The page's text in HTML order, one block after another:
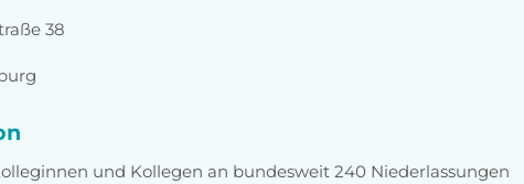
38
und Kollegen an bundesweit 240 Niederlassungen